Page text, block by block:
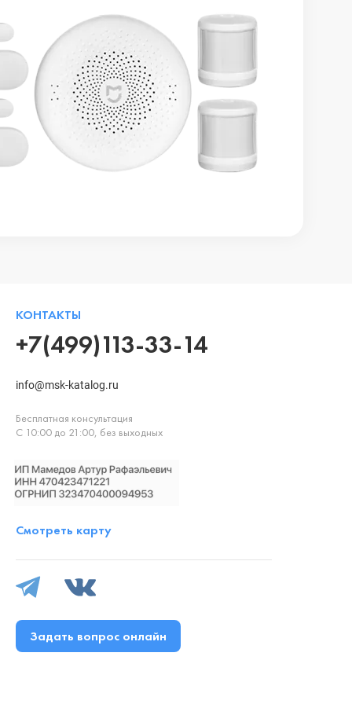
КОНТАКТЫ
+7(499)113-33-14
info@msk-katalog.ru
Бесплатная консультация
С 10:00 до 21:00, без выходных
Смотреть карту
Задать вопрос онлайн